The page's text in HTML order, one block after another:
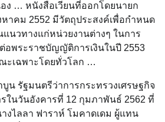
อง … หนังสือเวียนที่ออกโดยนายก
าคม 2552 มีวัตถุประสงค์เพื่อกำหนด
แนวทางแก่หน่วยงานต่างๆ ในการ
พระราชบัญญัติการเงินในปี 2553
ะเฉพาะโดยทั่วโลก …
น รัฐมนตรีว่าการกระทรวงเศรษฐกิจ
ในวันอังคารที่ 12 กุมภาพันธ์ 2562 ที่
งไลลา ฟาราห์ โมคาดเดม ผู้แทน